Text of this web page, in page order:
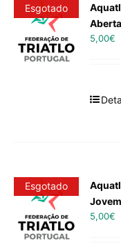
Esgotado
5,00€
Esgotado
5,00€